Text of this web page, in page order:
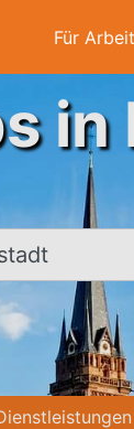
Für